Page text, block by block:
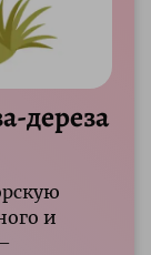
дереза
и